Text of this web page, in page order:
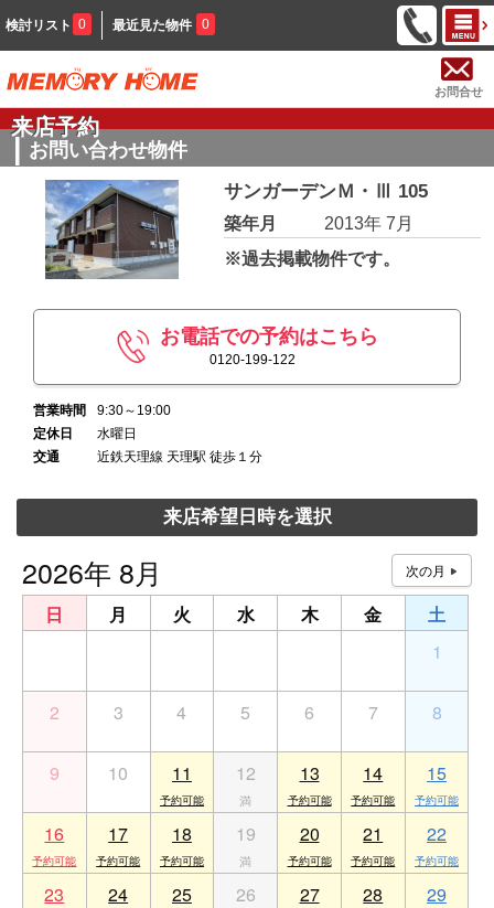
検討リスト 0 最近見た物件 0
お問合せ
来店予約
お問い合わせ物件
サンガーデンＭ・Ⅲ 105
築年月
2013年 7月
※過去掲載物件です。
お電話での予約はこちら
0120-199-122
営業時間
9:30～19:00
定休日
水曜日
交通
近鉄天理線 天理駅 徒歩１分
来店希望日時を選択
2026年 8月
日 月 火 水 木 金
土
1
2 3 4 5 6 7 8
9 10 11 12 13 14 15
16 17 18 19 20 21 22
23 24 25 26 27 28 29